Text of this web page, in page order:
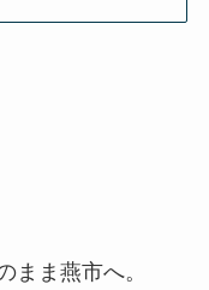
まま燕市へ。